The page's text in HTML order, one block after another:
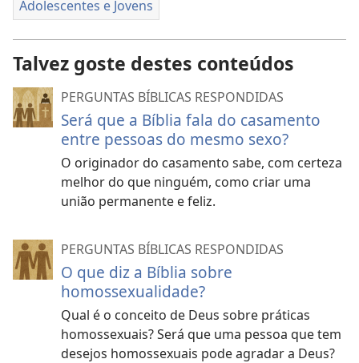
Adolescentes e Jovens
Talvez goste destes conteúdos
PERGUNTAS BÍBLICAS RESPONDIDAS
Será que a Bíblia fala do casamento
entre pessoas do mesmo sexo?
O originador do casamento sabe, com certeza
melhor do que ninguém, como criar uma
união permanente e feliz.
PERGUNTAS BÍBLICAS RESPONDIDAS
O que diz a Bíblia sobre
homossexualidade?
Qual é o conceito de Deus sobre práticas
homossexuais? Será que uma pessoa que tem
desejos homossexuais pode agradar a Deus?